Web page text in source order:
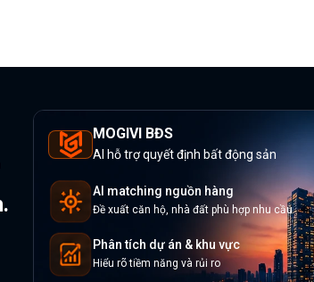
MOGIVI BĐS
AI hỗ trợ quyết định bất động sản
AI matching nguồn hàng
Đề xuất căn hộ, nhà đất phù hợp nhu cầu
Phân tích dự án & khu vực
Hiểu rõ tiềm năng và rủi ro